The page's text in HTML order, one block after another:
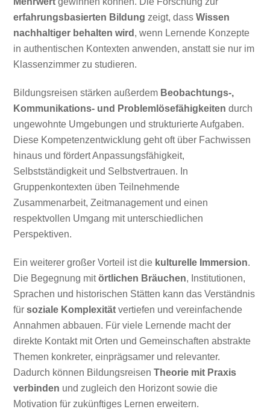
erfahrungsbasierten Bildung zeigt, dassWissen
nachhaltiger behalten wird , wenn Lernende Konzepte
in authentischen Kontexten anwenden, anstatt sie nur im
Klassenzimmer zu studieren.
Bildungsreisen stärken außerdem Beobachtungs-,
Kommunikations- und Problemlösefähigkeiten durch
ungewohnte Umgebungen und strukturierte Aufgaben.
Diese Kompetenzentwicklung geht oft über Fachwissen
hinaus und fördert Anpassungsfähigkeit,
Selbstständigkeit und Selbstvertrauen. In
Gruppenkontexten üben Teilnehmende
Zusammenarbeit, Zeitmanagement und einen
respektvollen Umgang mit unterschiedlichen
Perspektiven.
Ein weiterer großer Vorteil ist die kulturelle Immersion.
Die Begegnung mitörtlichen Bräuchen, Institutionen,
Sprachen und historischen Stätten kann das Verständnis
fürsoziale Komplexität vertiefen und vereinfachende
Annahmen abbauen. Für viele Lernende macht der
direkte Kontakt mit Orten und Gemeinschaften abstrakte
Themen konkreter, einprägsamer und relevanter.
Dadurch können BildungsreisenTheorie mit Praxis
verbinden und zugleich den Horizont sowie die
Motivation für zukünftiges Lernen erweitern.